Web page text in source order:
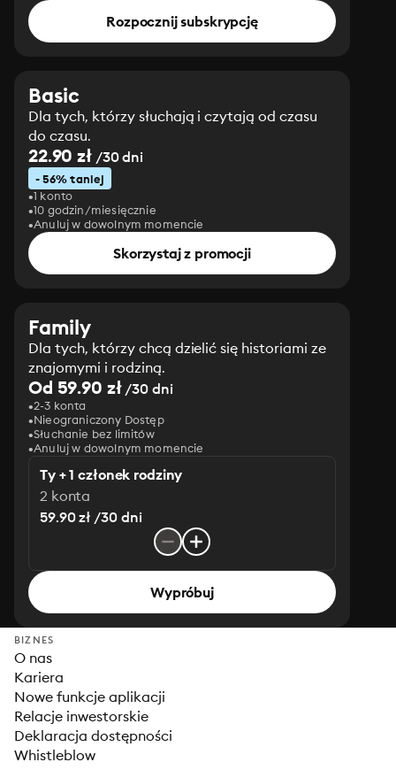
Rozpocznij subskrypcję
Basic
Dla tych, którzy słuchają i czytają od czasu
do czasu.
22.90 zł/30 dni
- 56% taniej
1 konto
10 godzin/miesięcznie
Anuluj w dowolnym momencie
Skorzystaj z promocji
Family
Dla tych, którzy chcą dzielić się historiami ze
znajomymi i rodziną.
Od 59.90 zł/30 dni
2-3 konta
Nieograniczony Dostęp
Słuchanie bez limitów
Anuluj w dowolnym momencie
Ty + 1 członek rodziny
2 konta
59.90 zł /30 dni
Wypróbuj
BIZNES
O nas
Kariera
Nowe funkcje aplikacji
Relacje inwestorskie
Deklaracja dostępności
Whistleblow